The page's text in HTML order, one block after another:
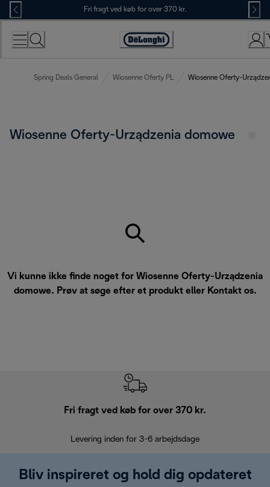
Skip
to
Content
Fri fragt ved køb for over 370 kr.
Accessibility
Spring Deals General Wiosenne Oferty PL Wiosenne Oferty-
Wiosenne Oferty-Urządzenia domowe
Vi kunne ikke finde noget for Wiosenne Oferty-Urządzenia
domowe. Prøv at søge efter et produkt eller Kontakt os.
Fri fragt ved køb for over 370 kr.
Levering inden for 3-6 arbejdsdage
Bliv inspireret og hold dig opdateret